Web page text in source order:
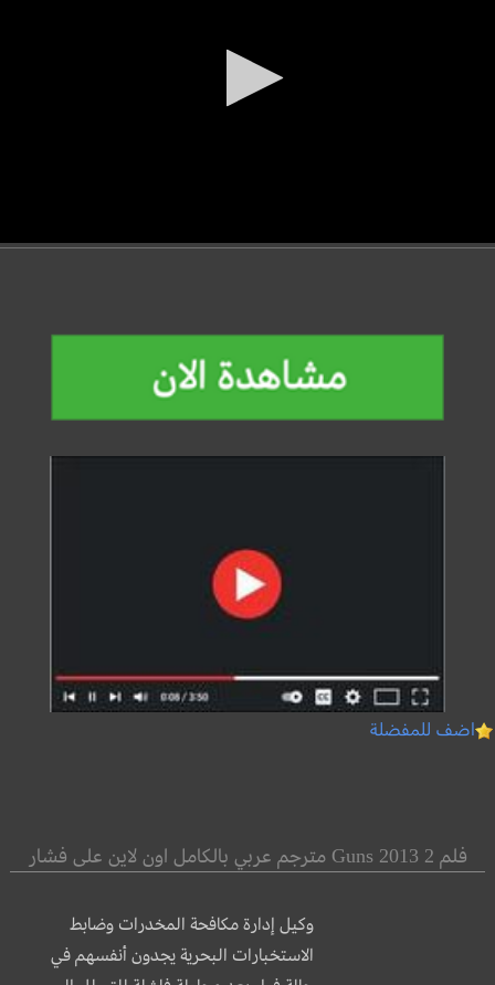
اضف للمفضلة
فلم 2 Guns 2013 مترجم عربي بالكامل اون لاين على فشار
وكيل إدارة مكافحة المخدرات وضابط
الاستخبارات البحرية يجدون أنفسهم في